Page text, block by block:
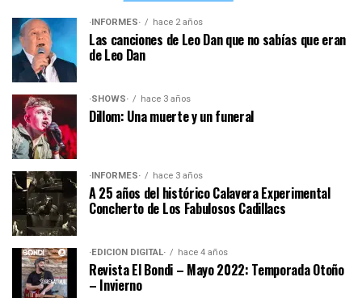
·INFORMES· hace 2 años
Las canciones de Leo Dan que no sabías que eran
de Leo Dan
·SHOWS· hace 3 años
Dillom: Una muerte y un funeral
·INFORMES· hace 3 años
A 25 años del histórico Calavera Experimental
Concherto de Los Fabulosos Cadillacs
·EDICIÓN DIGITAL· hace 4 años
Revista El Bondi – Mayo 2022: Temporada Otoño
– Invierno